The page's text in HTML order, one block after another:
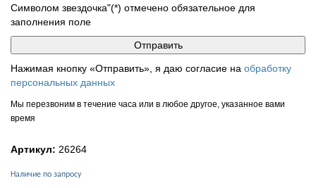
Символом звездочка"(*) отмечено обязательное для
заполнения поле
Нажимая кнопку «Отправить», я даю согласие на обработку
персональных данных
Мы перезвоним в течение часа или в любое другое, указанное вами
время
Артикул: 26264
Наличие по запросу